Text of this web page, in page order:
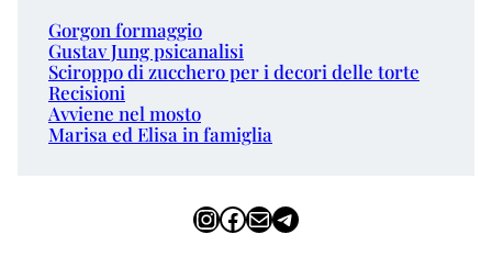
Gorgon formaggio
Gustav Jung psicanalisi
Sciroppo di zucchero per i decori delle torte
Recisioni
Avviene nel mosto
Marisa ed Elisa in famiglia
InstagramFacebook Email Telegram